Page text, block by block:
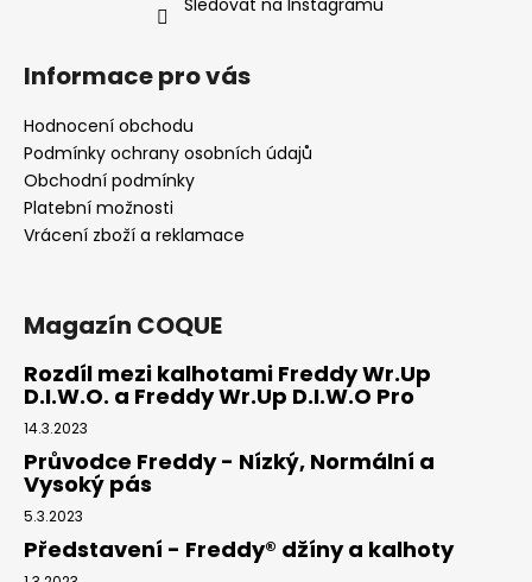
Informace pro vás
Hodnocení obchodu
Podmínky ochrany osobních údajů
Obchodní podmínky
Platební možnosti
Vrácení zboží a reklamace
Magazín COQUE
Rozdíl mezi kalhotami Freddy Wr.Up
D.I.W.O. a Freddy Wr.Up D.I.W.O Pro
14.3.2023
Průvodce Freddy - Nízký, Normální a
Vysoký pás
5.3.2023
Představení - Freddy® džíny a kalhoty